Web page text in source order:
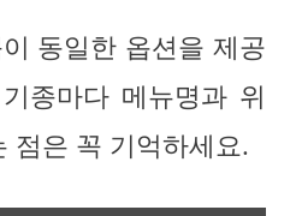
동일한 옵션을 제공
종마다 메뉴명과 위
점은 꼭 기억하세요.